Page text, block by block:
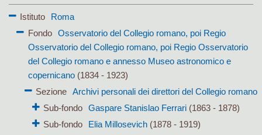
Istituto
Roma
Fondo
Osservatorio del Collegio romano, poi Regio
Osservatorio del Collegio romano, poi Regio Osservatorio
del Collegio romano e annesso Museo astronomico e
copernicano(1834 - 1923)
Sezione Archivi personali dei direttori del Collegio romano
Sub-fondo
Gaspare Stanislao Ferrari (1863 - 1878)
Sub-fondo
Elia Millosevich (1878 - 1919)